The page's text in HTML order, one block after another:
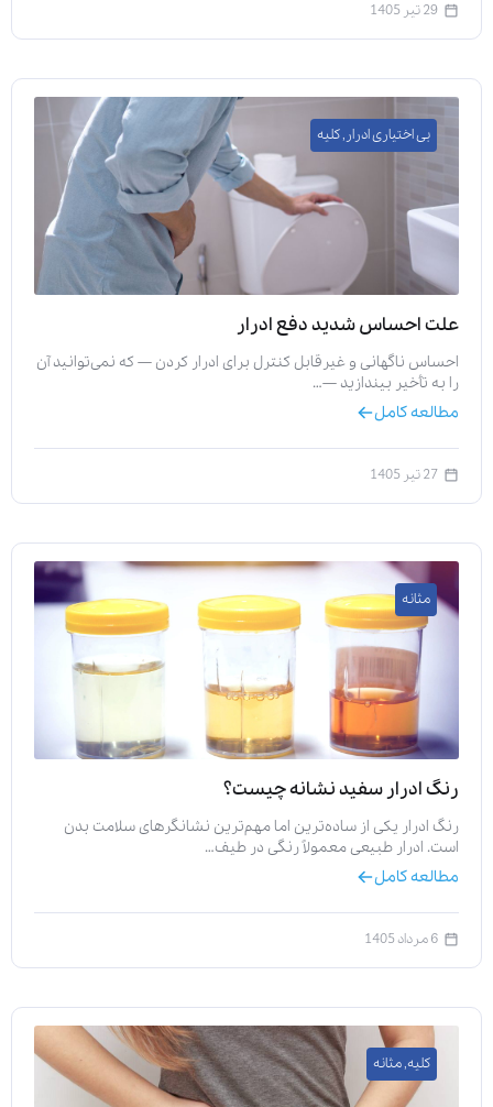
29 تیر 1405
بی اختیاری ادرار ,کلیه
علت احساس شدید دفع ادرار
احساس ناگهانی و غیرقابل کنترل برای ادرار کردن — که نمی‌توانید آن
را به تأخیر بیندازید —…
مطالعه کامل
27 تیر 1405
مثانه
رنگ ادرار سفید نشانه چیست؟
رنگ ادرار یکی از ساده‌ترین اما مهم‌ترین نشانگرهای سلامت بدن
است. ادرار طبیعی معمولاً رنگی در طیف…
مطالعه کامل
6 مرداد 1405
کلیه,مثانه